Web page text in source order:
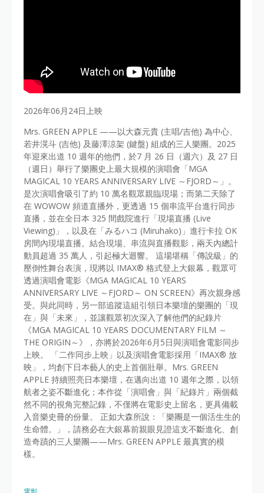
2026年06月24日上映
Mrs. GREEN APPLE ——以大森元貴 (主唱/吉他) 為中心、
若井滉斗 (吉他) 及藤澤涼架 (鍵盤) 組成的三人樂團。2025
年迎來出道 10 週年的他們，於7 月 26 日（週六）及 27 日
（週日）舉行了樂團史上最大規模的演唱會「MGA
MAGICAL 10 YEARS ANNIVERSARY LIVE ～FJORD～」。
是次演唱會吸引了約 10 萬名觀眾親臨現場；而第二天除了
在 WOWOW 頻道直播外，更透過 15 個串流平台進行同步
直播，並在全日本 325 間戲院進行「現場直播 (Live
Viewing)」，以及在「みるハコ (Miruhako)」進行卡拉 OK
房間內現場直播。結合現場、串流與直播觀影，兩天內總計
動員超過 35 萬人，引起極大迴響。 這場堪稱「傳說級」的
壓倒性舞台表演，現將以 IMAX® 格式登上大銀幕，觀眾可
透過演唱會電影《MGA MAGICAL 10 YEARS
ANNIVERSARY LIVE ～FJORD～ ON SCREEN》再次親身感
受。與此同時，另一部追蹤這組引領日本樂壇的樂團的「現
在」與「未來」，並讓觀眾初次深入了解他們的紀錄片
《MGA MAGICAL 10 YEARS DOCUMENTARY FILM ～
THE ORIGIN～》，亦將於2026年6月5日與演唱會電影同步
上映。 「二作同步上映」以及演唱會電影採用「IMAX® 放
映」，均創下日本藝人的史上首個壯舉。Mrs. GREEN
APPLE 持續照亮日本樂壇，在邁向出道 10 週年之際，以領
航者之姿不斷進化；本作從「演唱會」與「紀錄片」兩個截
然不同的視角完整記錄，不僅將在電影史上留名，更具備載
入音樂史冊的份量。 正如大森所說：「樂團是一個活生生的
生命體。」，請務必在大銀幕前親眼見證這支不斷進化、創
造奇蹟的三人樂團——Mrs. GREEN APPLE 最真實的模
樣。